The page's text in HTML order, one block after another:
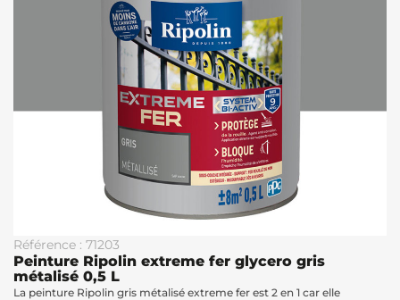
Référence : 71203
Peinture Ripolin extreme fer glycero gris
métalisé 0,5 L
La peinture Ripolin gris métalisé extreme fer est 2 en 1 car elle